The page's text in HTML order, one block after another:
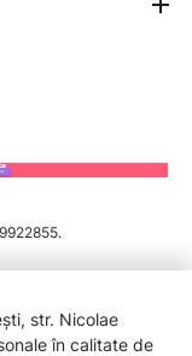
str. Nicolae
în calitate de